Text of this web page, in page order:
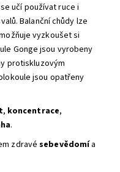
učí používat ruce i
Balanční chůdy lze
vyzkoušet si
Gonge jsou vyrobeny
protiskluzovým
jsou opatřeny
, koncentrace,
.
zdravé sebevědomía